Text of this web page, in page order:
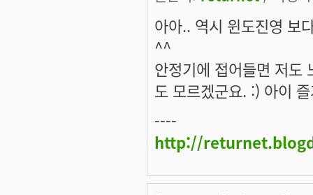
아아.. 역시 윈도진영 보
^^
안정기에 접어들면 저도
도 모르겠군요. :) 아이
----
http://